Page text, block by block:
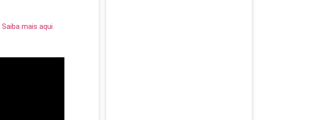
Saiba mais aqui.